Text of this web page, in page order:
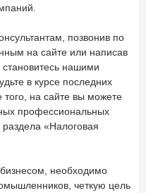
позвонив по
на сайте или написав
нашими
в курсе последних
на сайте вы можете
профессиональных
«Налоговая
необходимо
четкую цель